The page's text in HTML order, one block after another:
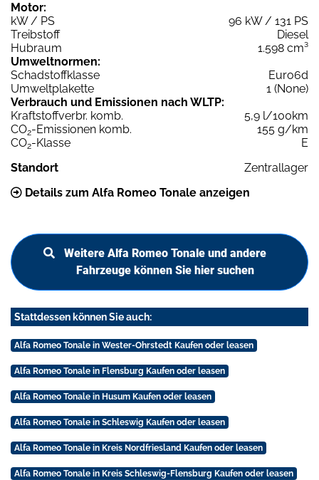
Motor:
kW / PS
96 kW / 131 PS
Treibstoff
Diesel
Hubraum
1.598 cm³
Umweltnormen:
Schadstoffklasse
Euro6d
Umweltplakette
1 (None)
Verbrauch und Emissionen nach WLTP:
Kraftstoffverbr. komb.
5,9 l/100km
CO2-Emissionen komb.
155 g/km
CO2-Klasse
E
Standort
Zentrallager
Details zum Alfa Romeo Tonale anzeigen
Weitere Alfa Romeo Tonale und andere
Fahrzeuge können Sie hier suchen
Stattdessen können Sie auch:
Alfa Romeo Tonale in Wester-Ohrstedt Kaufen oder leasen
Alfa Romeo Tonale in Flensburg Kaufen oder leasen
Alfa Romeo Tonale in Husum Kaufen oder leasen
Alfa Romeo Tonale in Schleswig Kaufen oder leasen
Alfa Romeo Tonale in Kreis Nordfriesland Kaufen oder leasen
Alfa Romeo Tonale in Kreis Schleswig-Flensburg Kaufen oder leasen